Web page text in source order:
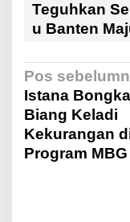
Teguhkan
u Banten
N
a
Pos
Istana
Biang Keladi
Kekurangan
Program MBG